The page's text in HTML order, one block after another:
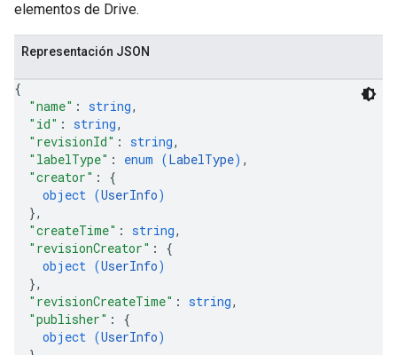
elementos de Drive.
Representación JSON
{
"name" : string,
"id" : string,
"revisionId" : string,
"labelType" : enum (LabelType) ,
"creator" : {
object (UserInfo)
},
"createTime" : string,
"revisionCreator" : {
object (UserInfo)
},
"revisionCreateTime" : string,
"publisher" : {
object (UserInfo)